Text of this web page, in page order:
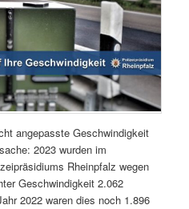
angepasste Geschwindigkeit
2023 wurden im
Rheinpfalz wegen
Geschwindigkeit 2.062
2022 waren dies noch 1.896